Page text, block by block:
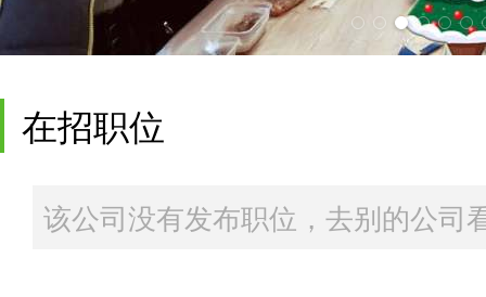
在招职位
该公司没有发布职位，去别的公司